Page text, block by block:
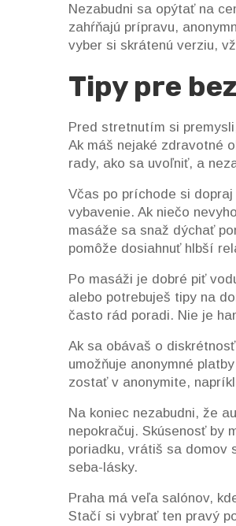
Nezabudni sa opýtať na
zahŕňajú prípravu,
vyber si skrátenú verziu,
Tipy pre
Pred stretnutím si
Ak máš nejaké zdravotné
rady, ako sa uvoľniť, a
Včas po príchode si
vybavenie. Ak niečo
masáže sa snaž dýchať
pomôže dosiahnuť hlbší
Po masáži je dobré piť
alebo potrebuješ tipy na
často rád poradi. Nie je
Ak sa obávaš o
umožňuje anonymné
zostať v anonymite,
Na koniec nezabudni, že
nepokračuj. Skúsenosť by
poriadku, vrátiš sa domov
seba-lásky.
Praha má veľa salónov,
Stačí si vybrať ten pravý